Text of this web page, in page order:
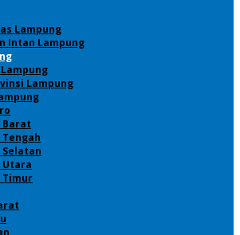
Lampung
Intan Lampung
Lampung
Barat
Selatan
Utara
Timur